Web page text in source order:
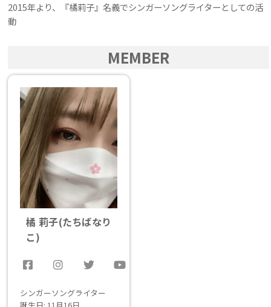
2015年より、『橘莉子』名義でシンガーソングライターとしての活
動
MEMBER
橘 莉子(たちばなり
こ)
シンガーソングライター